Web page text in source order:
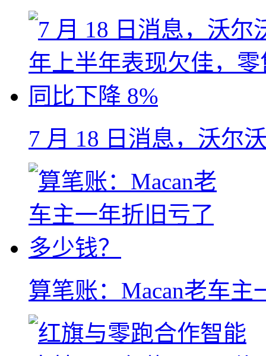
7 月 18 日消息，沃尔
算笔账：Macan老车